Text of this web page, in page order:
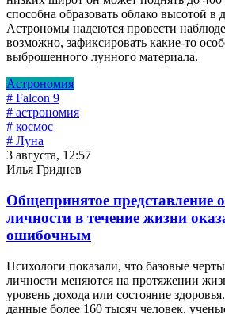
способна образовать облако высотой в
Астрономы надеются провести
возможно, зафиксировать какие-то
выброшенного лунного материала.
Астрономия
# Falcon 9
# астрономия
# космос
# Луна
3 августа, 12:57
Илья Гриднев
Общепринятое представление
личности в течение жизни
ошибочным
Психологи показали, что базовые
личности меняются на протяжении
уровень дохода или состояние
данные более 160 тысяч человек,